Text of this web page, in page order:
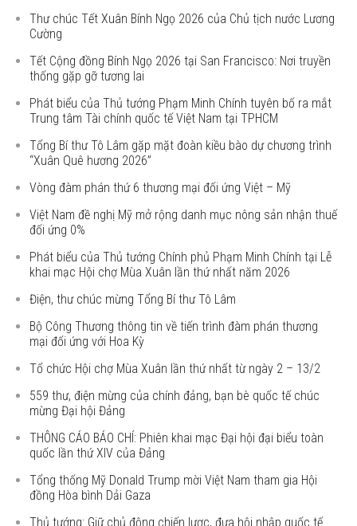
Thư chúc Tết Xuân Bính Ngọ 2026 của Chủ tịch nước Lương
Cường
Tết Cộng đồng Bính Ngọ 2026 tại San Francisco: Nơi truyền
thống gặp gỡ tương lai
Phát biểu của Thủ tướng Phạm Minh Chính tuyên bố ra mắt
Trung tâm Tài chính quốc tế Việt Nam tại TPHCM
Tổng Bí thư Tô Lâm gặp mặt đoàn kiều bào dự chương trình
“Xuân Quê hương 2026”
Vòng đàm phán thứ 6 thương mại đối ứng Việt – Mỹ
Việt Nam đề nghị Mỹ mở rộng danh mục nông sản nhận thuế
đối ứng 0%
Phát biểu của Thủ tướng Chính phủ Phạm Minh Chính tại Lễ
khai mạc Hội chợ Mùa Xuân lần thứ nhất năm 2026
Điện, thư chúc mừng Tổng Bí thư Tô Lâm
Bộ Công Thương thông tin về tiến trình đàm phán thương
mại đối ứng với Hoa Kỳ
Tổ chức Hội chợ Mùa Xuân lần thứ nhất từ ngày 2 – 13/2
559 thư, điện mừng của chính đảng, bạn bè quốc tế chúc
mừng Đại hội Đảng
THÔNG CÁO BÁO CHÍ: Phiên khai mạc Đại hội đại biểu toàn
quốc lần thứ XIV của Đảng
Tổng thống Mỹ Donald Trump mời Việt Nam tham gia Hội
đồng Hòa bình Dải Gaza
Thủ tướng: Giữ chủ động chiến lược, đưa hội nhập quốc tế